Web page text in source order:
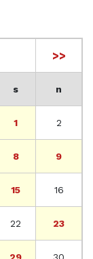
>>
s n
1 2
8 9
15 16
22 23